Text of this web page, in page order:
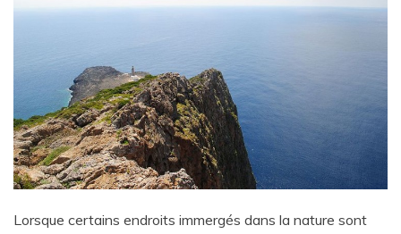
Lorsque certains endroits immergés dans la nature sont